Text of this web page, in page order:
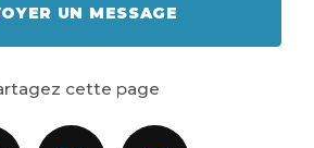
UN MESSAGE
cette page
Facebook